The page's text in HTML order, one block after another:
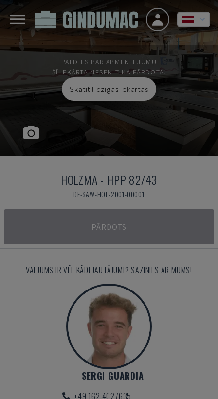
PALDIES PAR APMEKLĒJUMU
ŠĪ IEKĀRTA NESEN TIKA PĀRDOTA.
Skatīt līdzīgās iekārtas
HOLZMA- HPP 82/43
DE-SAW-HOL-2001-00001
PĀRDOTS
VAI JUMS IR VĒL KĀDI JAUTĀJUMI? SAZINIES AR MUMS!
SERGI GUARDIA
+49 162 4027635